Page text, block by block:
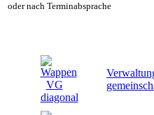
oder nach Terminabsprache